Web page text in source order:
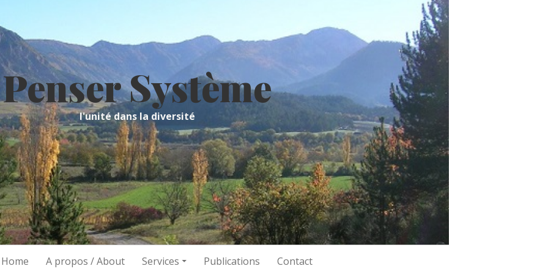
Penser Système
l'unité dans la diversité
A propos / About Services Publications Contact